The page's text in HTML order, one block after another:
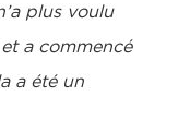
plus voulu
a commencé
a été un